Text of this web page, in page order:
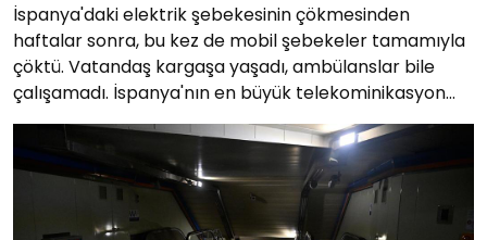
İspanya'daki elektrik şebekesinin çökmesinden
haftalar sonra, bu kez de mobil şebekeler tamamıyla
çöktü. Vatandaş kargaşa yaşadı, ambülanslar bile
çalışamadı. İspanya'nın en büyük telekominikasyon
şirketi ise sebebini açıkladı.